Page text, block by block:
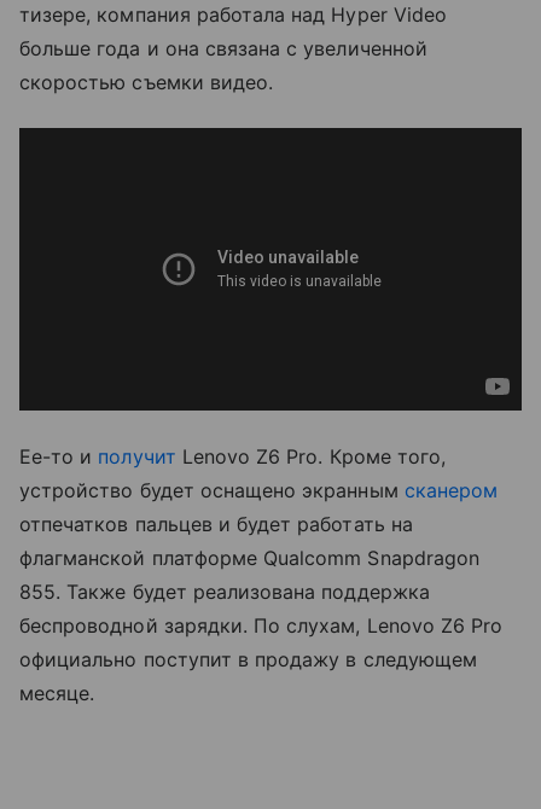
тизере, компания работала над Hyper Video
больше года и она связана с увеличенной
скоростью съемки видео.
Ее-то и получит Lenovo Z6 Pro. Кроме того,
устройство будет оснащено экранным сканером
отпечатков пальцев и будет работать на
флагманской платформе Qualcomm Snapdragon
855. Также будет реализована поддержка
беспроводной зарядки. По слухам, Lenovo Z6 Pro
официально поступит в продажу в следующем
месяце.